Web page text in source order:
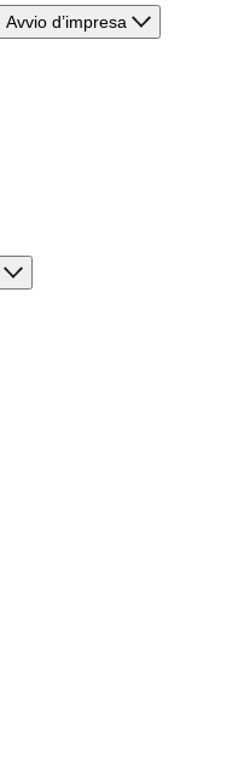
Avvio d’impresa